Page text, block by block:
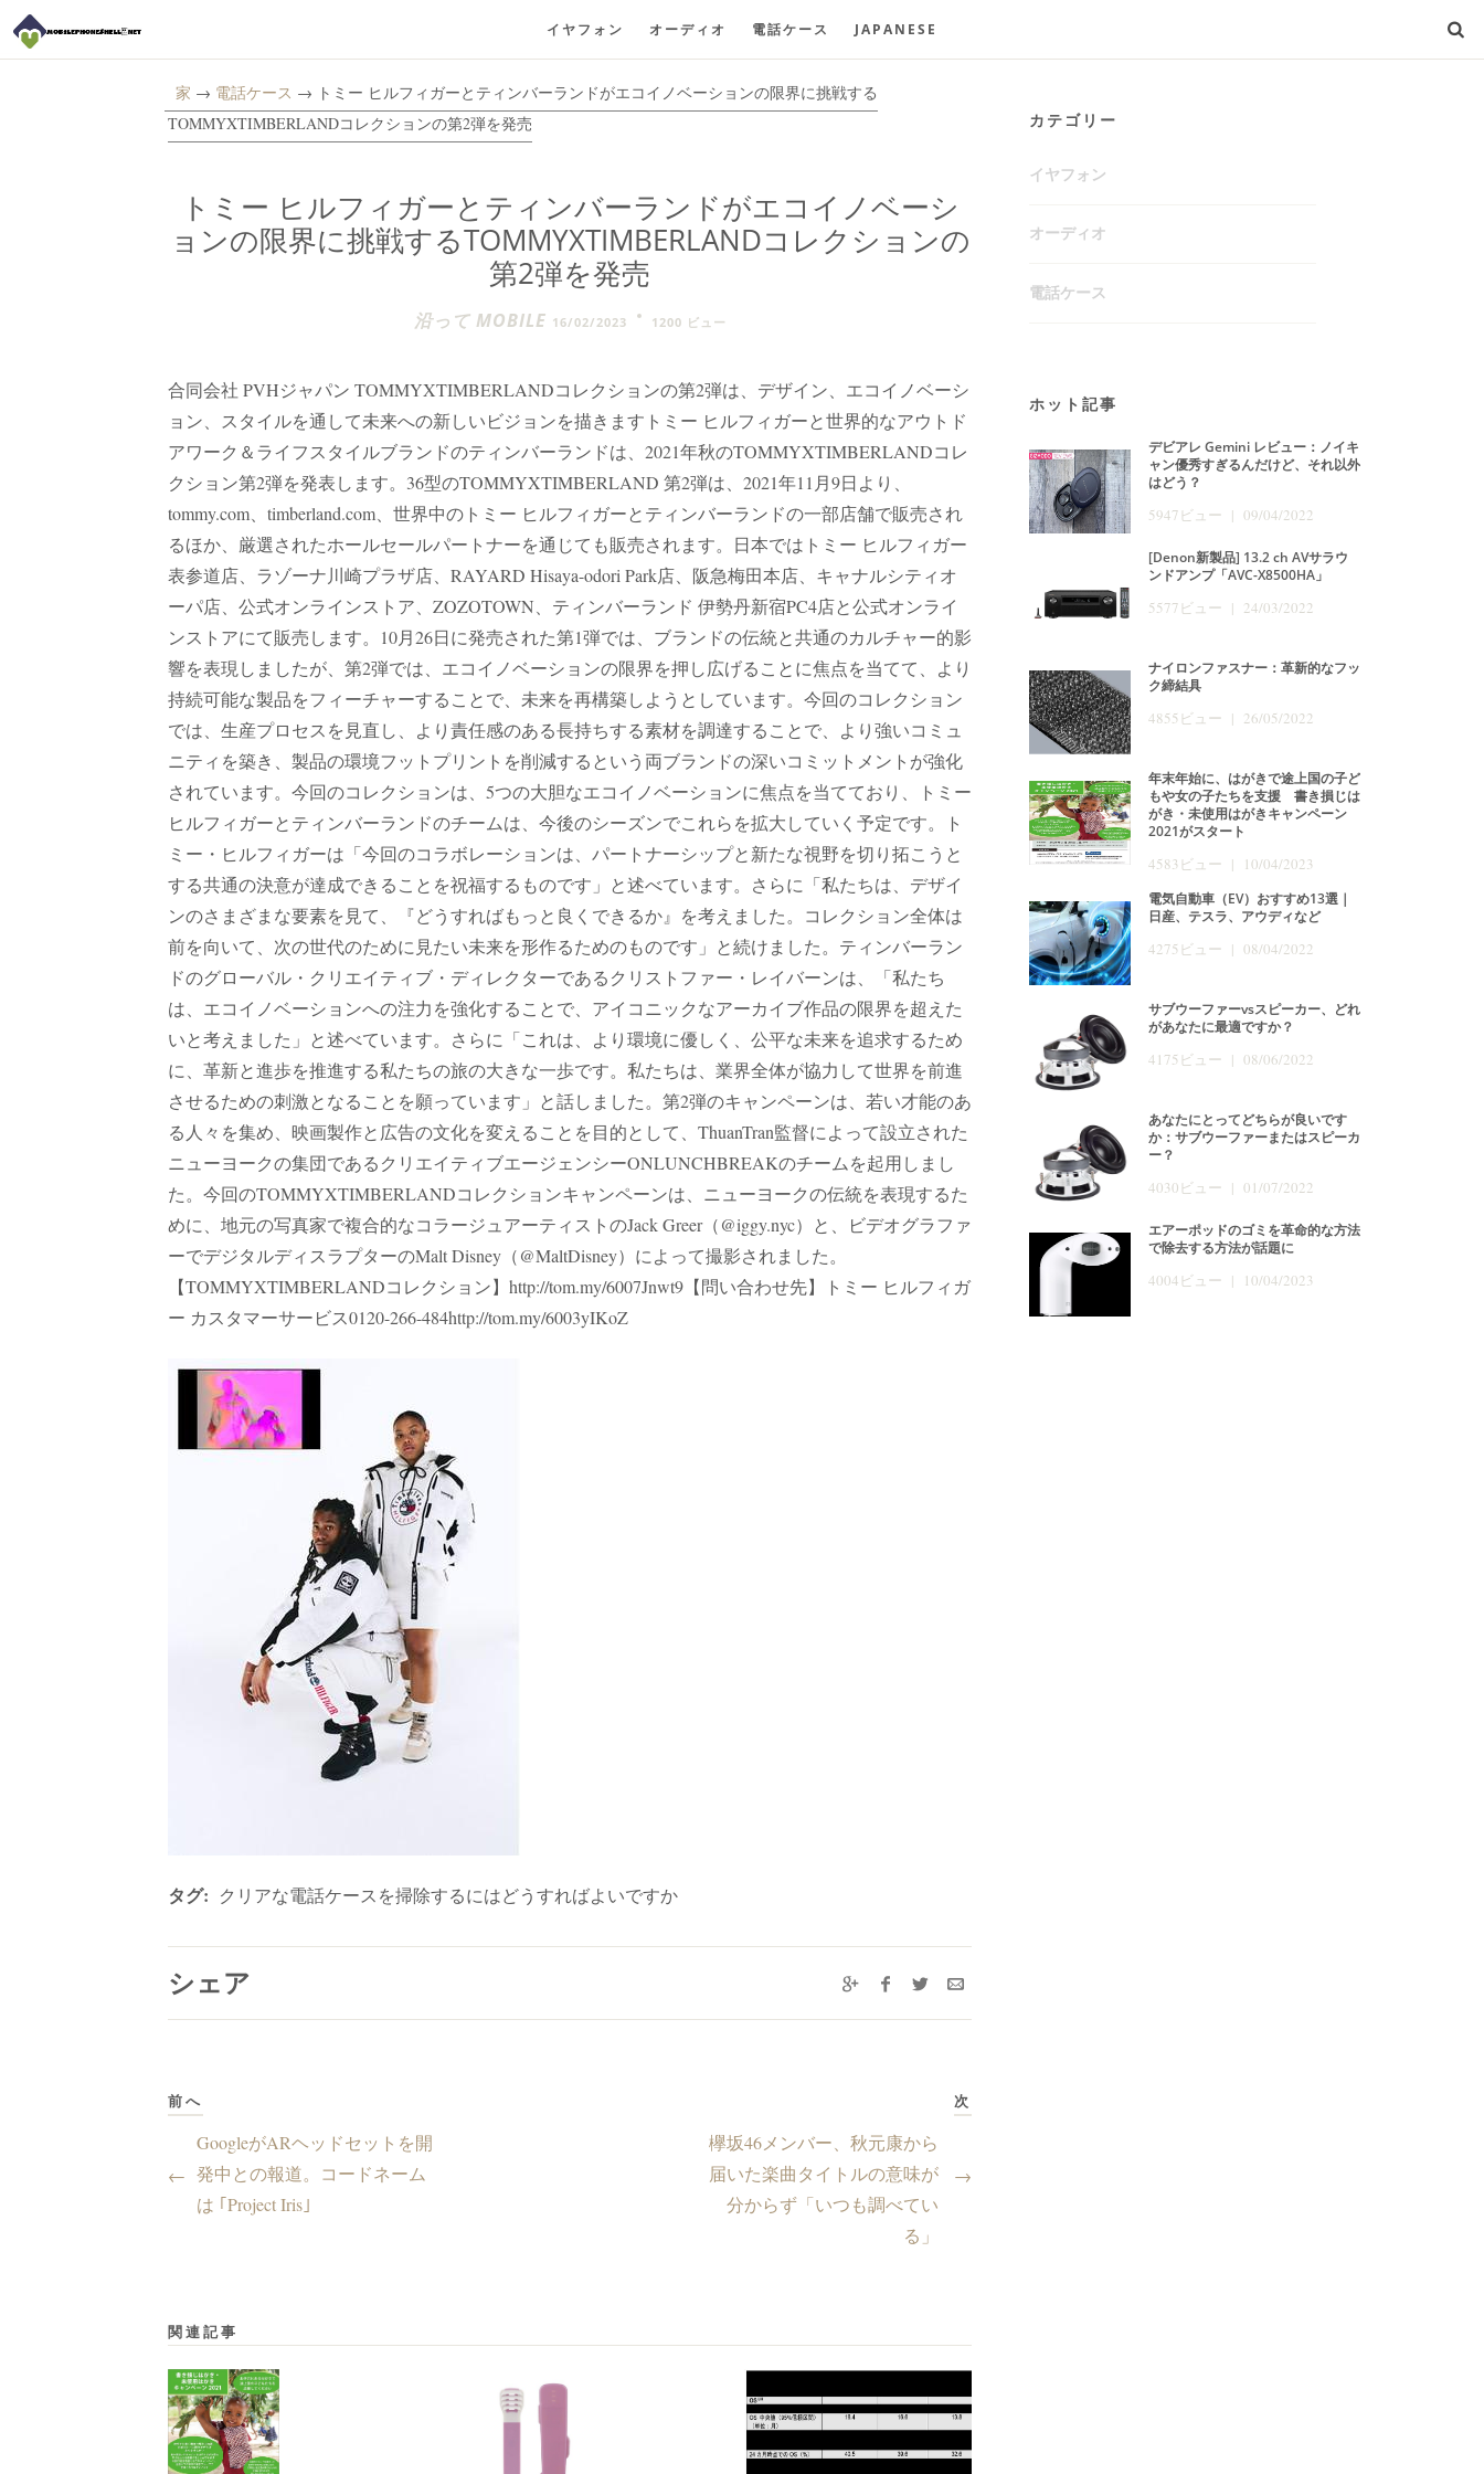
イヤフォン オーディオ 電話ケース JAPANESE
家 → 電話ケース → トミー ヒルフィガーとティンバーランドがエコイノベーションの限界に挑戦する
TOMMYXTIMBERLANDコレクションの第2弾を発売
トミー ヒルフィガーとティンバーランドがエコイノベーシ
ョンの限界に挑戦するTOMMYXTIMBERLANDコレクションの
第2弾を発売
沿って MOBILE 16/02/2023 1200 ビュー
合同会社 PVHジャパン TOMMYXTIMBERLANDコレクションの第2弾は、デザイン、エコイノベーシ
ョン、スタイルを通して未来への新しいビジョンを描きますトミー ヒルフィガーと世界的なアウトド
アワーク＆ライフスタイルブランドのティンバーランドは、2021年秋のTOMMYXTIMBERLANDコレ
クション第2弾を発表します。36型のTOMMYXTIMBERLAND 第2弾は、2021年11月9日より、
tommy.com、timberland.com、世界中のトミー ヒルフィガーとティンバーランドの一部店舗で販売され
るほか、厳選されたホールセールパートナーを通じても販売されます。日本ではトミー ヒルフィガー
表参道店、ラゾーナ川崎プラザ店、RAYARD Hisaya-odori Park店、阪急梅田本店、キャナルシティオ
ーパ店、公式オンラインストア、ZOZOTOWN、ティンバーランド 伊勢丹新宿PC4店と公式オンライ
ンストアにて販売します。10月26日に発売された第1弾では、ブランドの伝統と共通のカルチャー的影
響を表現しましたが、第2弾では、エコイノベーションの限界を押し広げることに焦点を当てて、より
持続可能な製品をフィーチャーすることで、未来を再構築しようとしています。今回のコレクション
では、生産プロセスを見直し、より責任感のある長持ちする素材を調達することで、より強いコミュ
ニティを築き、製品の環境フットプリントを削減するという両ブランドの深いコミットメントが強化
されています。今回のコレクションは、5つの大胆なエコイノベーションに焦点を当てており、トミー
ヒルフィガーとティンバーランドのチームは、今後のシーズンでこれらを拡大していく予定です。ト
ミー・ヒルフィガーは「今回のコラボレーションは、パートナーシップと新たな視野を切り拓こうと
する共通の決意が達成できることを祝福するものです」と述べています。さらに「私たちは、デザイ
ンのさまざまな要素を見て、『どうすればもっと良くできるか』を考えました。コレクション全体は
前を向いて、次の世代のために見たい未来を形作るためのものです」と続けました。ティンバーラン
ドのグローバル・クリエイティブ・ディレクターであるクリストファー・レイバーンは、「私たち
は、エコイノベーションへの注力を強化することで、アイコニックなアーカイブ作品の限界を超えた
いと考えました」と述べています。さらに「これは、より環境に優しく、公平な未来を追求するため
に、革新と進歩を推進する私たちの旅の大きな一歩です。私たちは、業界全体が協力して世界を前進
させるための刺激となることを願っています」と話しました。第2弾のキャンペーンは、若い才能のあ
る人々を集め、映画製作と広告の文化を変えることを目的として、ThuanTran監督によって設立された
ニューヨークの集団であるクリエイティブエージェンシーONLUNCHBREAKのチームを起用しまし
た。今回のTOMMYXTIMBERLANDコレクションキャンペーンは、ニューヨークの伝統を表現するた
めに、地元の写真家で複合的なコラージュアーティストのJack Greer（@iggy.nyc）と、ビデオグラファ
ーでデジタルディスラプターのMalt Disney（@MaltDisney）によって撮影されました。
【TOMMYXTIMBERLANDコレクション】http://tom.my/6007Jnwt9【問い合わせ先】トミー ヒルフィガ
ー カスタマーサービス0120-266-484http://tom.my/6003yIKoZ
タグ: クリアな電話ケースを掃除するにはどうすればよいですか
シェア
前へ
←
GoogleがARヘッドセットを開
発中との報道。コードネーム
は ｢Project Iris｣
次
欅坂46メンバー、秋元康から
届いた楽曲タイトルの意味が
分からず「いつも調べてい
る」
→
関連記事
カテゴリー
イヤフォン
オーディオ
電話ケース
ホット記事
デビアレ Gemini レビュー：ノイキ
ャン優秀すぎるんだけど、それ以外
はどう？
5947ビュー | 09/04/2022
[Denon新製品] 13.2 ch AVサラウ
ンドアンプ「AVC-X8500HA」
5577ビュー | 24/03/2022
ナイロンファスナー：革新的なフッ
ク締結具
4855ビュー | 26/05/2022
年末年始に、はがきで途上国の子ど
もや女の子たちを支援 書き損じは
がき・未使用はがきキャンペーン
2021がスタート
4583ビュー | 10/04/2023
電気自動車（EV）おすすめ13選｜
日産、テスラ、アウディなど
4275ビュー | 08/04/2022
サブウーファーvsスピーカー、どれ
があなたに最適ですか？
4175ビュー | 08/06/2022
あなたにとってどちらが良いです
か：サブウーファーまたはスピーカ
ー？
4030ビュー | 01/07/2022
エアーポッドのゴミを革命的な方法
で除去する方法が話題に
4004ビュー | 10/04/2023